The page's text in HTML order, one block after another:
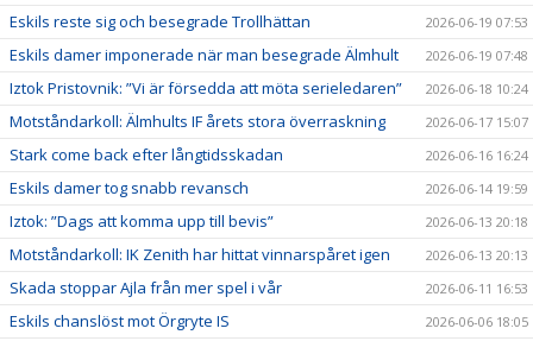
Eskils reste sig och besegrade Trollhättan 2026-06-19 07:53
Eskils damer imponerade när man besegrade Älmhult 2026-06-19 07:48
Iztok Pristovnik: ”Vi är försedda att möta serieledaren” 2026-06-18 10:24
Motståndarkoll: Älmhults IF årets stora överraskning 2026-06-17 15:07
Stark come back efter långtidsskadan 2026-06-16 16:24
Eskils damer tog snabb revansch 2026-06-14 19:59
Iztok: ”Dags att komma upp till bevis” 2026-06-13 20:18
Motståndarkoll: IK Zenith har hittat vinnarspåret igen 2026-06-13 20:13
Skada stoppar Ajla från mer spel i vår 2026-06-11 16:53
Eskils chanslöst mot Örgryte IS 2026-06-06 18:05